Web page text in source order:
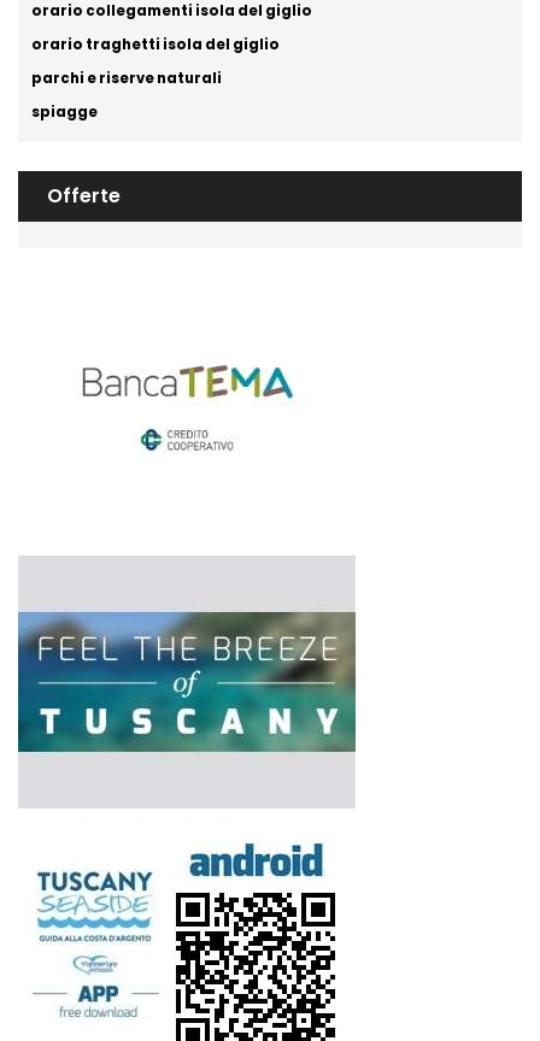
orario collegamenti isola del giglio
orario traghetti isola del giglio
parchi e riserve naturali
spiagge
Offerte